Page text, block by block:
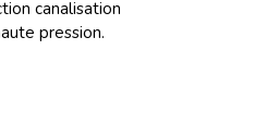
canalisation
pression.